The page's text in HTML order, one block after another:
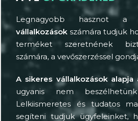
Legnagyobb hasznot
vállalkozások számára tudjuk
terméket szeretnének
számára, a vevőszerzéssel
A sikeres vállalkozások alapja
ugyanis nem
Lelkiismeretes és tudatos
segíteni tudjuk ügyfeleinket,